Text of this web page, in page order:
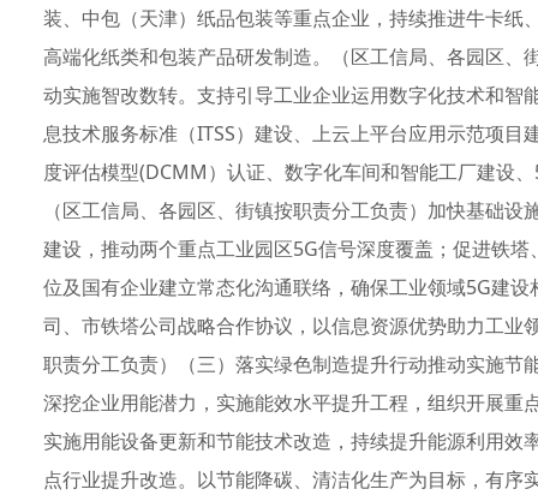
装、中包（天津）纸品包装等重点企业，持续推进牛卡
高端化纸类和包装产品研发制造。（区工信局、各园区
动实施智改数转。支持引导工业企业运用数字化技术和
息技术服务标准（ITSS）建设、上云上平台应用示范项
度评估模型(DCMM）认证、数字化车间和智能工厂建设
（区工信局、各园区、街镇按职责分工负责）加快基础
建设，推动两个重点工业园区5G信号深度覆盖；促进铁
位及国有企业建立常态化沟通联络，确保工业领域5G建
司、市铁塔公司战略合作协议，以信息资源优势助力工
职责分工负责）（三）落实绿色制造提升行动推动实施
深挖企业用能潜力，实施能效水平提升工程，组织开展
实施用能设备更新和节能技术改造，持续提升能源利用效
点行业提升改造。以节能降碳、清洁化生产为目标，有